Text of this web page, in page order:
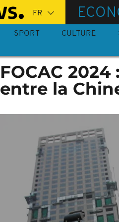
SPORT CULTURE
FOCAC
entre la